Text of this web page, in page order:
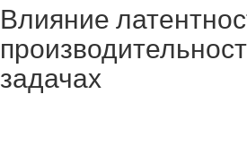
Влияние
задачах